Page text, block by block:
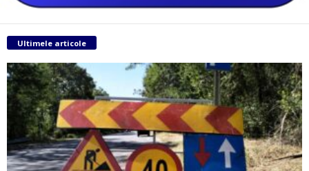
Ultimele articole